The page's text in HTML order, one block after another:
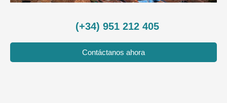
(+34) 951 212 405
Contáctanos ahora